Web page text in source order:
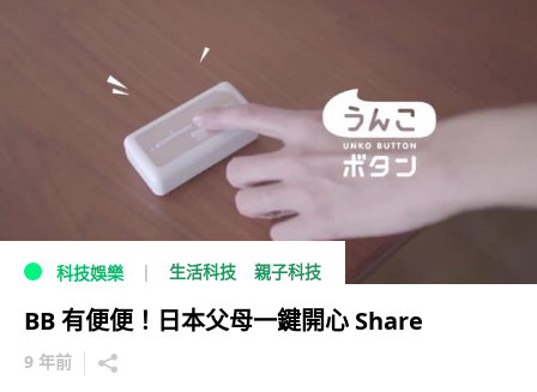
科技娛樂 生活科技 親子科技
BB 有便便！日本父母一鍵開心 Share
9 年前